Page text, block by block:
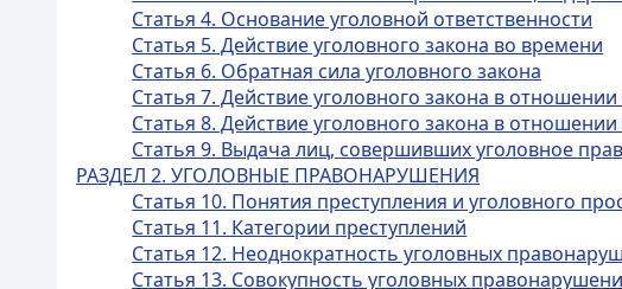
Статья 4. Основание уголовной ответственности
Статья 5. Действие уголовного закона во времени
Статья 6. Обратная сила уголовного закона
Статья 7. Действие уголовного закона в
Статья 8. Действие уголовного закона в
Статья 9. Выдача лиц, совершивших уголовное
РАЗДЕЛ 2. УГОЛОВНЫЕ ПРАВОНАРУШЕНИЯ
Статья 10. Понятия преступления и уголовного
Статья 11. Категории преступлений
Статья 12. Неоднократность уголовных
Статья 13. Совокупность уголовных